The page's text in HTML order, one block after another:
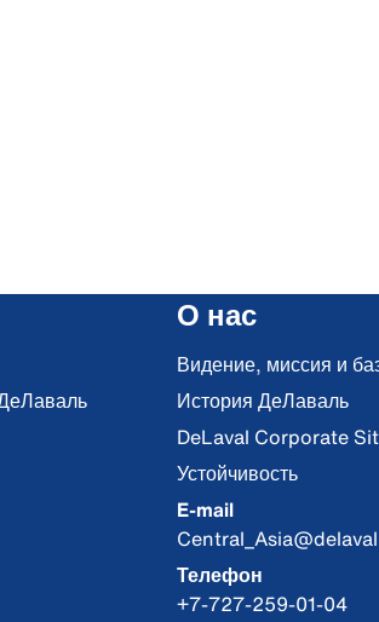
О нас
Видение, миссия и
История ДеЛаваль
DeLaval Corporate
Устойчивость
E-mail
Телефон
+7-727-259-01-04